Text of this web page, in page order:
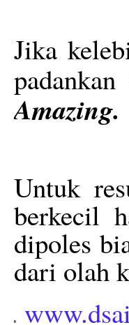
Jika
Amazing.
Untuk
berkecil
dipoles
dari olah